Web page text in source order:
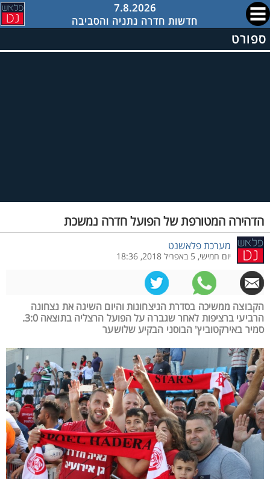
7.8.2026
חדשות חדרה נתניה והסביבה
ספורט
הדהירה המטורפת של הפועל חדרה נמשכת
מערכת פלאשנט
יום חמישי, 5 באפריל 2018, 18:36
הקבוצה ממשיכה בסדרת הניצחונות והיום השיגה את נצחונה
הרביעי ברציפות לאחר שגברה על הפועל הרצליה בתוצאה 3:0.
סמיר באירקטוביץ' הבוסני הבקיע שלושער